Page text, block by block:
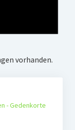
vorhanden.
- Gedenkorte